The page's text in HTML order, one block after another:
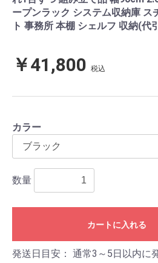
ープンラック システム収納庫 ス
ト 事務所 本棚 シェルフ 収納(代
￥41,800 税込
カラー
数量
カートに入れる
発送日目安： 通常3～5日以内に